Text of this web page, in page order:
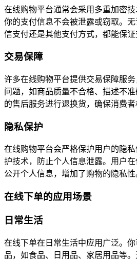
在线购物平台通常会采用多重加密
你的支付信息不会被泄露或窃取。
信支付还是其他支付方式，都能保证
交易保障
许多在线购物平台提供交易保障服
问题，如商品质量不合格、描述不
的售后服务进行退换货，确保消费者
隐私保护
在线购物平台会严格保护用户的隐
护技术，防止个人信息泄露。用户
公开个人信息，增加了购物的隐私性
在线下单的应用场景
日常生活
在线下单在日常生活中应用广泛。
品，如食品、日用品、家居用品等